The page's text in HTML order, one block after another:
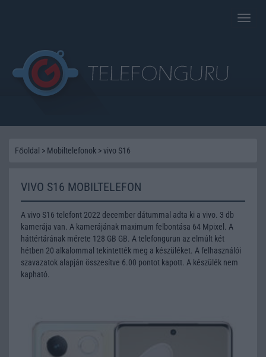
Toggle
Főoldal > Mobiltelefonok >vivo S16
VIVO S16 MOBILTELEFON
A vivo S16 telefont 2022 december dátummal adta ki a vivo. 3 db
kamerája van. A kamerájának maximum felbontása 64 Mpixel. A
háttértárának mérete 128 GB GB. A telefongurun az elmúlt két
hétben 20 alkalommal tekintették meg a készüléket. A felhasználói
szavazatok alapján összesítve 6.00 pontot kapott. A készülék nem
kapható.